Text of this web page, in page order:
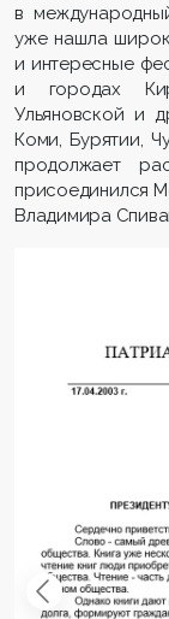
в
уже нашла
и интересные
и городах
Ульяновской и
Коми, Бурятии,
продолжает
присоединился
Владимира